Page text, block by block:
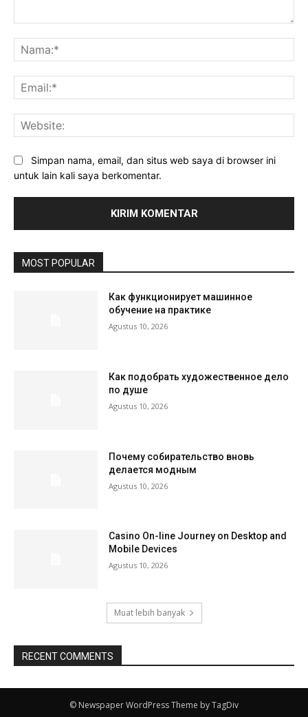
Simpan nama, email, dan situs web saya di browser ini
untuk lain kali saya berkomentar.
MOST POPULAR
Как функционирует машинное
обучение на практике
Agustus 10, 2026
Как подобрать художественное дело
по душе
Agustus 10, 2026
Почему собирательство вновь
делается модным
Agustus 10, 2026
Casino On-line Journey on Desktop and
Mobile Devices
Agustus 10, 2026
Muat lebih banyak
RECENT COMMENTS
© Newspaper WordPress Theme by TagDiv